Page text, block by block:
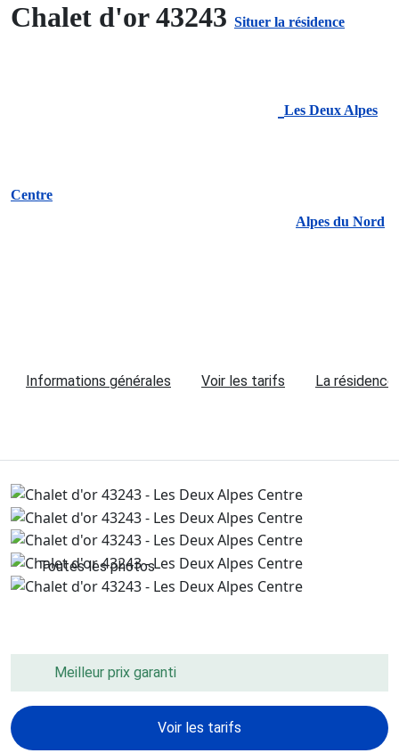
Chalet d'or 43243 Situer la résidence
Les Deux Alpes
Centre
Alpes du Nord
Informations générales Voir les tarifs La résidence
Toutes les photos
Meilleur prix garanti
Voir les tarifs